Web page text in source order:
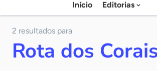
Sebrae
Notícias
Início Editorias
2 resultados para
Rota dos Corais